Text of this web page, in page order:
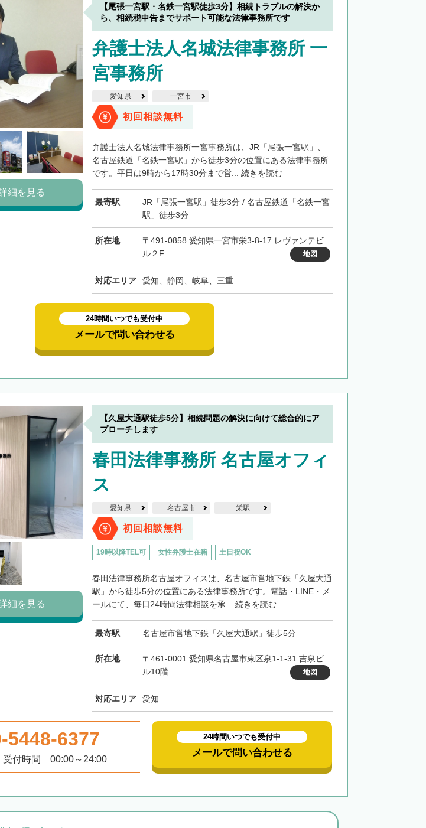
【尾張一宮駅・名鉄一宮駅徒歩3分】相続トラブルの解決か
ら、相続税申告までサポート可能な法律事務所です
弁護士法人名城法律事務所 一
宮事務所
愛知県 一宮市
初回相談無料
弁護士法人名城法律事務所一宮事務所は、JR「尾張一宮駅」、
名古屋鉄道「名鉄一宮駅」から徒歩3分の位置にある法律事務所
です。平日は9時から17時30分まで営... 続きを読む
最寄駅
JR「尾張一宮駅」徒歩3分 / 名古屋鉄道「名鉄一宮
駅」徒歩3分
所在地
〒491-0858 愛知県一宮市栄3-8-17 レヴァンテビ
ル２F
地図
対応エリア 愛知、静岡、岐阜、三重
細を見る
24時間いつでも受付中
メールで問い合わせる
【久屋大通駅徒歩5分】相続問題の解決に向けて総合的にア
プローチします
春田法律事務所 名古屋オフィ
ス
愛知県 名古屋市 栄駅
初回相談無料
19時以降TEL可 女性弁護士在籍 土日祝OK
春田法律事務所名古屋オフィスは、名古屋市営地下鉄「久屋大通
駅」から徒歩5分の位置にある法律事務所です。電話・LINE・メ
ールにて、毎日24時間法律相談を承... 続きを読む
最寄駅 名古屋市営地下鉄「久屋大通駅」徒歩5分
所在地
〒461-0001 愛知県名古屋市東区泉1-1-31 吉泉ビ
ル10階
地図
対応エリア 愛知
細を見る
5448-6377
受付時間 00:00～24:00
24時間いつでも受付中
メールで問い合わせる